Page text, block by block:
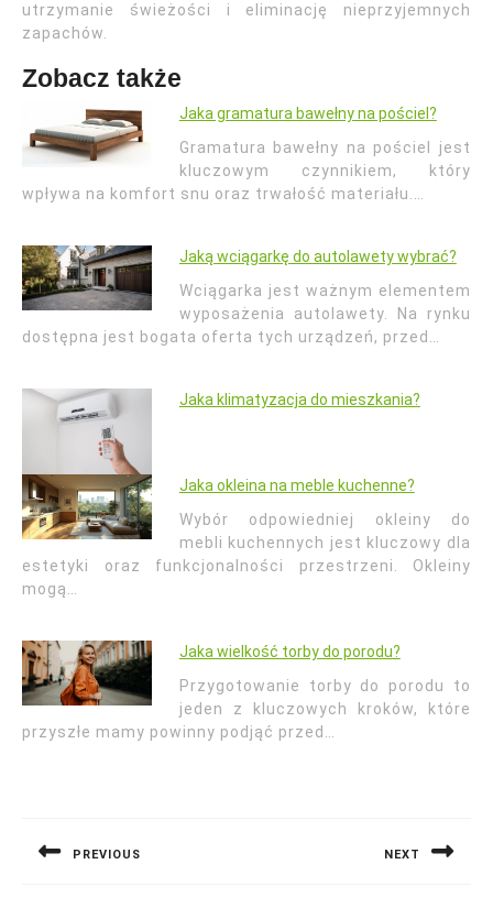
utrzymanie świeżości i eliminację nieprzyjemnych
zapachów.
Zobacz także
Jaka gramatura bawełny na pościel?
Gramatura bawełny na pościel jest
kluczowym czynnikiem, który
wpływa na komfort snu oraz trwałość materiału.…
Jaką wciągarkę do autolawety wybrać?
Wciągarka jest ważnym elementem
wyposażenia autolawety. Na rynku
dostępna jest bogata oferta tych urządzeń, przed…
Jaka klimatyzacja do mieszkania?
Jaka okleina na meble kuchenne?
Wybór odpowiedniej okleiny do
mebli kuchennych jest kluczowy dla
estetyki oraz funkcjonalności przestrzeni. Okleiny
mogą…
Jaka wielkość torby do porodu?
Przygotowanie torby do porodu to
jeden z kluczowych kroków, które
przyszłe mamy powinny podjąć przed…
PREVIOUS NEXT